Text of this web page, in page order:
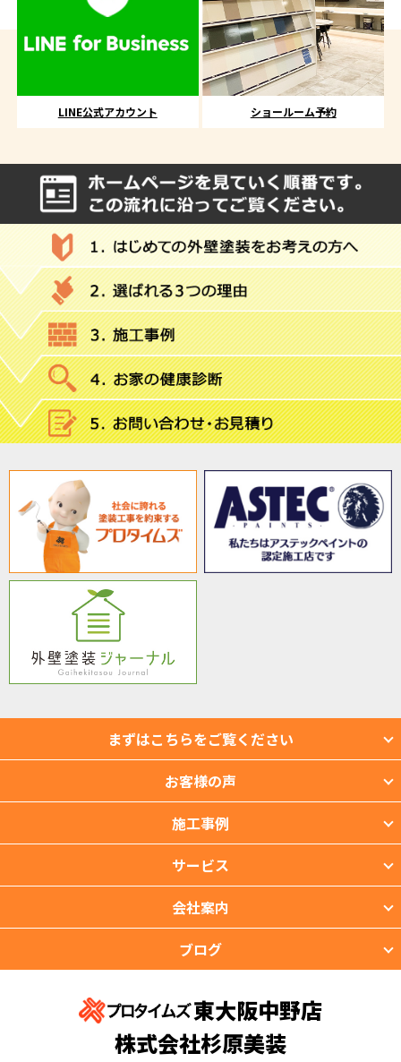
LINE公式アカウント ショールーム予約
まずはこちらをご覧ください
お客様の声
施工事例
サービス
会社案内
ブログ
東大阪中野店
株式会社杉原美装